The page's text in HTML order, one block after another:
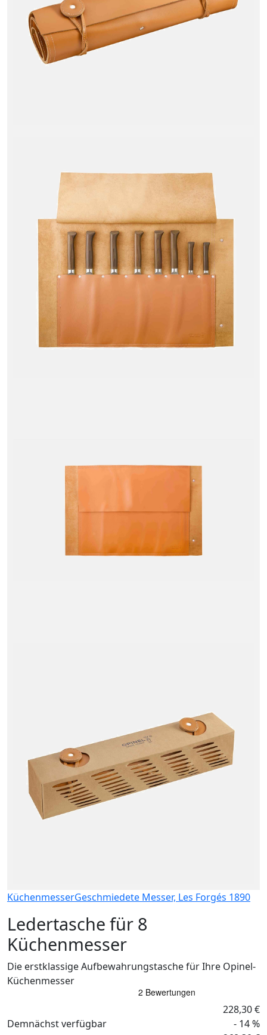
KüchenmesserGeschmiedete Messer, Les Forgés 1890
Ledertasche für 8
Küchenmesser
Die erstklassige Aufbewahrungstasche für Ihre Opinel-
Küchenmesser
Demnächst verfügbar
228,30 €
- 14 %